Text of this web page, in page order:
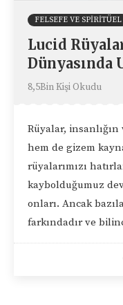
FELSEFE VE SPIRITÜEL
Lucid
Dünyasında
8,5Bin Kişi Okudu
Rüyalar,
hem de gizem
rüyalarımızı
kaybolduğumuz
onları. Ancak
farkındadır ve